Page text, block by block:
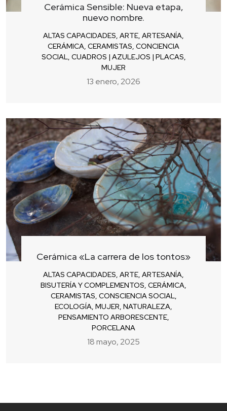
Cerámica Sensible: Nueva etapa,
nuevo nombre.
ALTAS CAPACIDADES, ARTE, ARTESANÍA,
CERÁMICA, CERAMISTAS, CONCIENCIA
SOCIAL, CUADROS | AZULEJOS | PLACAS,
MUJER
13 enero, 2026
Cerámica «La carrera de los tontos»
ALTAS CAPACIDADES, ARTE, ARTESANÍA,
BISUTERÍA Y COMPLEMENTOS, CERÁMICA,
CERAMISTAS, CONSCIENCIA SOCIAL,
ECOLOGÍA, MUJER, NATURALEZA,
PENSAMIENTO ARBORESCENTE,
PORCELANA
18 mayo, 2025